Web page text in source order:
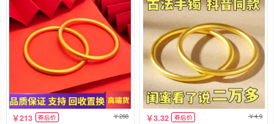
213 券后价 288 3.32 券后价 4.9